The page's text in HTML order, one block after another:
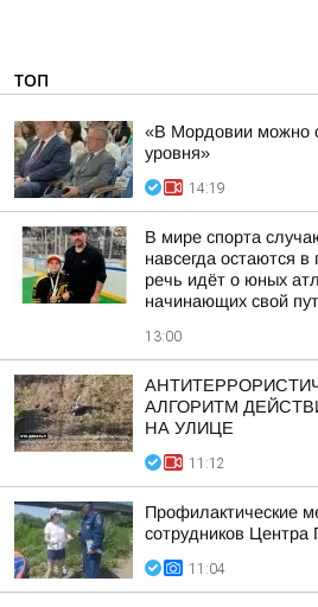
ТОП
«В Мордовии можно
уровня»
14:19
В мире спорта
навсегда остаются
речь идёт о юных
начинающих свой
13:00
АЛГОРИТМ
НА УЛИЦЕ
11:12
Профилактические
сотрудников
11:04